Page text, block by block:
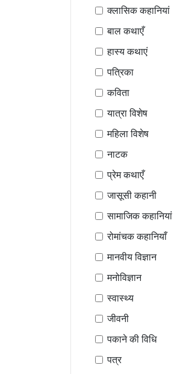
क्लासिक कहानियां
बाल कथाएँ
हास्य कथाएं
पत्रिका
कविता
यात्रा विशेष
महिला विशेष
नाटक
प्रेम कथाएँ
जासूसी कहानी
सामाजिक कहानियां
रोमांचक कहानियाँ
मानवीय विज्ञान
मनोविज्ञान
स्वास्थ्य
जीवनी
पकाने की विधि
पत्र